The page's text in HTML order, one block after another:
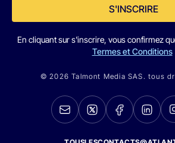
S'INSCRIRE
En cliquant sur s'inscrire, vous confirmez
Termes et Conditions
© 2026 Talmont Media SAS. tous